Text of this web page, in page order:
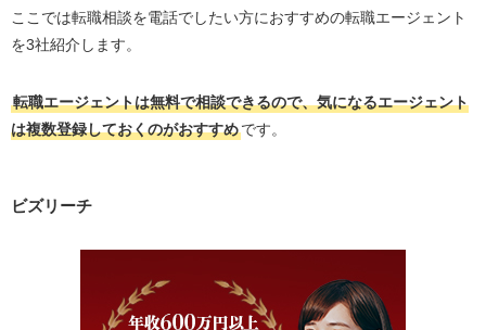
ここでは転職相談を電話でしたい方におすすめの転職エージェント
を3社紹介します。
転職エージェントは無料で相談できるので、気になるエージェント
は複数登録しておくのがおすすめです。
ビズリーチ